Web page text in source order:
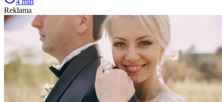
Reklama